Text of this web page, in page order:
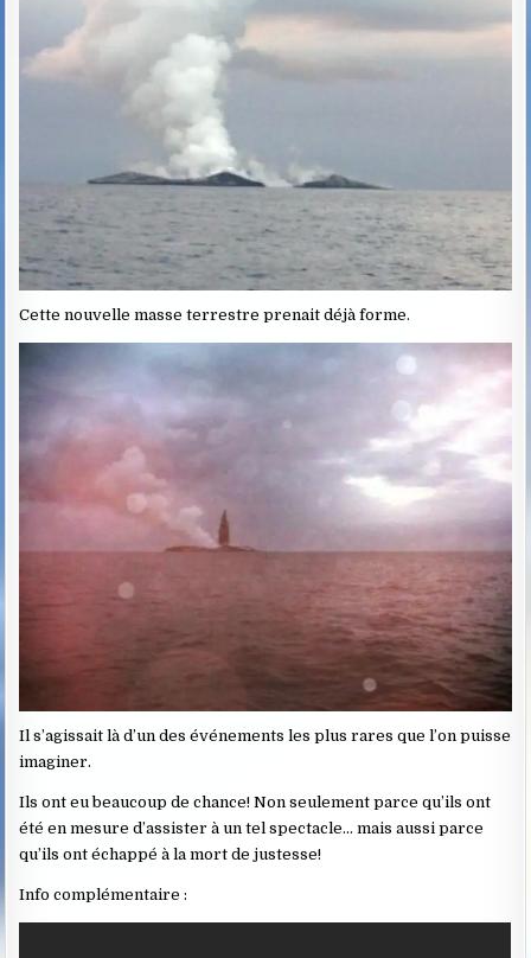
Cette nouvelle masse terrestre prenait déjà forme.
Il s’agissait là d’un des événements les plus rares que l’on puisse
imaginer.
Ils ont eu beaucoup de chance! Non seulement parce qu’ils ont
été en mesure d’assister à un tel spectacle… mais aussi parce
qu’ils ont échappé à la mort de justesse!
Info complémentaire :